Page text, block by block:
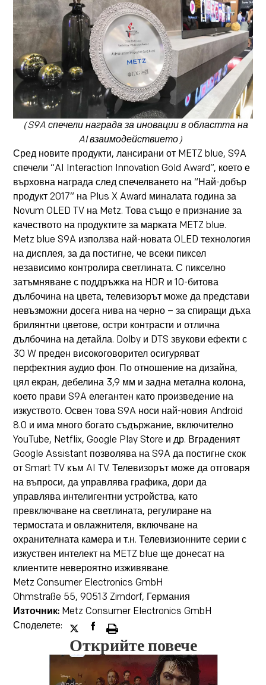
（S9A спечели награда за иновации в областта на
AI взаимодействието）
Сред новите продукти, лансирани от METZ blue, S9A
спечели “AI Interaction Innovation Gold Award”, което е
върховна награда след спечелването на “Най-добър
продукт 2017” на Plus X Award миналата година за
Novum OLED TV на Metz. Това също е признание за
качеството на продуктите за марката METZ blue.
Metz blue S9A използва най-новата OLED технология
на дисплея, за да постигне, че всеки пиксел
независимо контролира светлината. С пикселно
затъмняване с поддръжка на HDR и 10-битова
дълбочина на цвета, телевизорът може да представи
невъзможни досега нива на черно – за спиращи дъха
брилянтни цветове, остри контрасти и отлична
дълбочина на детайла. Dolby и DTS звукови ефекти с
30 W преден високоговорител осигуряват
перфектния аудио фон. По отношение на дизайна,
цял екран, дебелина 3,9 мм и задна метална колона,
което прави S9A елегантен като произведение на
изкуството. Освен това S9A носи най-новия Android
8.0 и има много богато съдържание, включително
YouTube, Netflix, Google Play Store и др. Вграденият
Google Assistant позволява на S9A да постигне скок
от Smart TV към AI TV. Телевизорът може да отговаря
на въпроси, да управлява графика, дори да
управлява интелигентни устройства, като
превключване на светлината, регулиране на
термостата и овлажнителя, включване на
охранителната камера и т.н. Телевизионните серии с
изкуствен интелект на METZ blue ще донесат на
клиентите невероятно изживяване.
Metz Consumer Electronics GmbH
Ohmstraße 55, 90513 Zirndorf, Германия
Източник: Metz Consumer Electronics GmbH
Споделете:
Открийте повече